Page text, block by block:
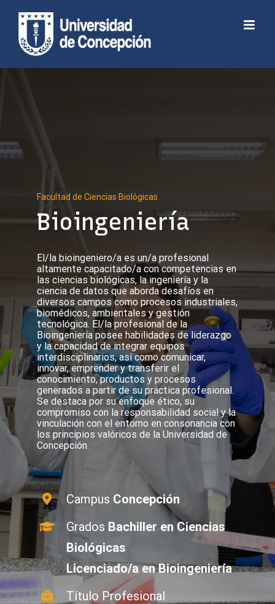
Abrir barra de herramientas
content
Facultad de Ciencias Biológicas
Bioingeniería
El/la bioingeniero/a es un/a profesional
altamente capacitado/a con competencias en
las ciencias biológicas, la ingeniería y la
ciencia de datos que aborda desafíos en
diversos campos como procesos industriales,
biomédicos, ambientales y gestión
tecnológica. El/la profesional de la
Bioingeniería posee habilidades de liderazgo
y la capacidad de integrar equipos
interdisciplinarios, así como comunicar,
innovar, emprender y transferir el
conocimiento, productos y procesos
generados a partir de su práctica profesional.
Se destaca por su enfoque ético, su
compromiso con la responsabilidad social y la
vinculación con el entorno en consonancia con
los principios valóricos de la Universidad de
Concepción.
Campus Concepción
Grados Bachiller en Ciencias
Biológicas
Licenciado/a en Bioingeniería
Título Profesional